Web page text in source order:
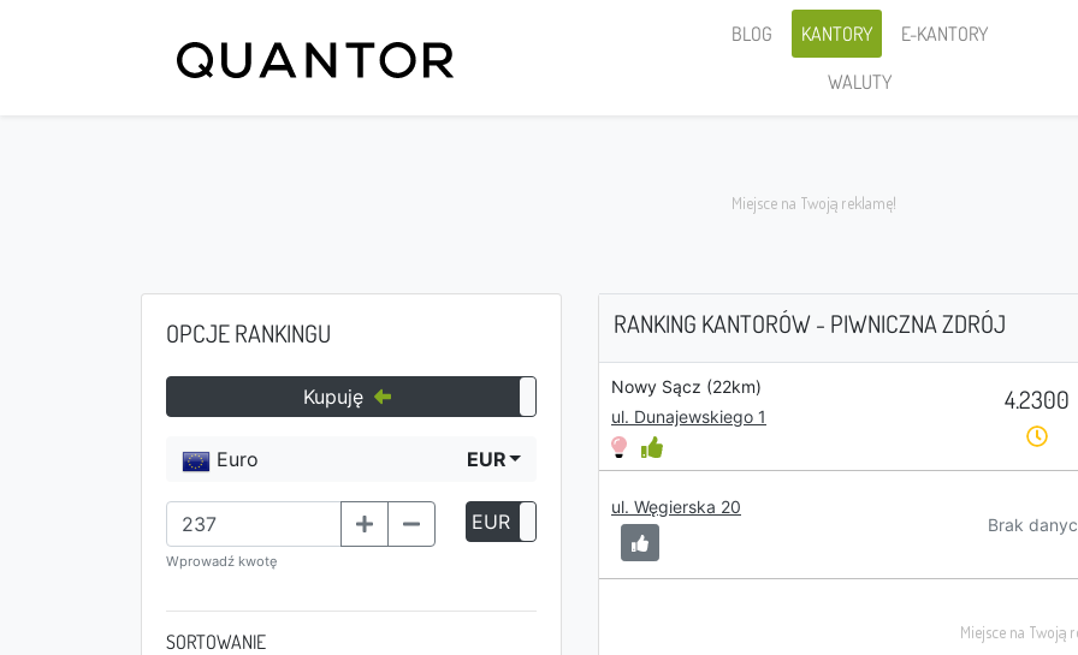
BLOG KANTORY
E-KANTORY
WALUTY
OPCJE RANKINGU
Kupuję Sprzedaję
Euro EUR
Wprowadź kwotę
EUR
SORTOWANIE
RANKING KANTORÓW - PIWNICZNA ZDRÓJ
Nowy Sącz (22km)
ul. Dunajewskiego 1
4.2300
ul. Węgierska 20
Brak